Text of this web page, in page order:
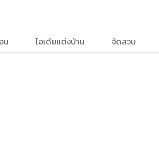
น ไอเดียแต่งบ้าน จัดสวน